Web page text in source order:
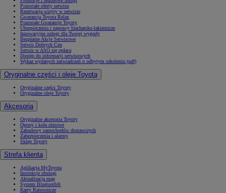
Pozostałe oferty serwisu
Rezerwacja wizyty w serwisie
Gwarancja Toyota Relax
Pozostałe Gwarancje Toyoty
Ubezpieczenia i naprawy blacharsko-lakiernicze
Innowacyjne usługi dla Twojej wygody
Bezpłatne Akcje Serwisowe
Serwis Dobrych Cen
Serwis w ASO się opłaca
Dostęp do informacji serwisowych
Wykaz wydanych zaświadczeń o odbytym szkoleniu (pdf)
Oryginalne części i oleje Toyota
Oryginalne części Toyoty
Oryginalne oleje Toyoty
Akcesoria
Oryginalne akcesoria Toyoty
Opony i koła zimowe
Zabudowy samochodów dostawczych
Zabezpieczenia i alarmy
Sklep Toyoty
Strefa klienta
Aplikacja MyToyota
Instrukcje obsługi
Aktualizacja map
System Bluetooth®
Karty Ratownicze